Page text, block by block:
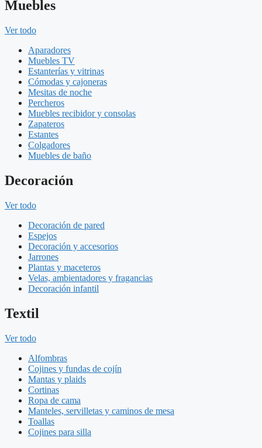
Muebles
Ver todo
Aparadores
Muebles TV
Estanterías y vitrinas
Cómodas y cajoneras
Mesitas de noche
Percheros
Muebles recibidor y consolas
Zapateros
Estantes
Colgadores
Muebles de baño
Decoración
Ver todo
Decoración de pared
Espejos
Decoración y accesorios
Jarrones
Plantas y maceteros
Velas, ambientadores y fragancias
Decoración infantil
Textil
Ver todo
Alfombras
Cojines y fundas de cojín
Mantas y plaids
Cortinas
Ropa de cama
Manteles, servilletas y caminos de mesa
Toallas
Cojines para silla